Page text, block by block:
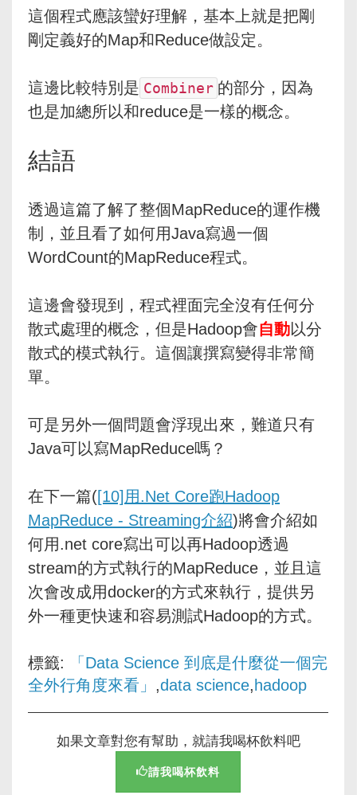
這個程式應該蠻好理解，基本上就是把剛
剛定義好的Map和Reduce做設定。
這邊比較特別是 Combiner 的部分，因為
也是加總所以和reduce是一樣的概念。
結語
透過這篇了解了整個MapReduce的運作機
制，並且看了如何用Java寫過一個
WordCount的MapReduce程式。
這邊會發現到，程式裡面完全沒有任何分
散式處理的概念，但是Hadoop會自動以分
散式的模式執行。這個讓撰寫變得非常簡
單。
可是另外一個問題會浮現出來，難道只有
Java可以寫MapReduce嗎？
在下一篇([10]用.Net Core跑Hadoop
MapReduce - Streaming介紹)將會介紹如
何用.net core寫出可以再Hadoop透過
stream的方式執行的MapReduce，並且這
次會改成用docker的方式來執行，提供另
外一種更快速和容易測試Hadoop的方式。
標籤:
「Data Science 到底是什麼從一個完
全外行角度來看」 ,data science, hadoop
如果文章對您有幫助，就請我喝杯飲料吧
請我喝杯飲料